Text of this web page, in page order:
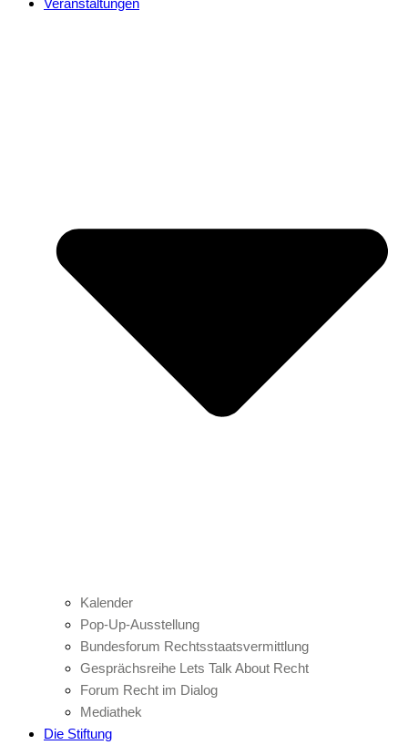
Veranstaltungen
Kalender
Pop-Up-Ausstellung
Bundesforum Rechtsstaatsvermittlung
Gesprächsreihe Lets Talk About Recht
Forum Recht im Dialog
Mediathek
Die Stiftung